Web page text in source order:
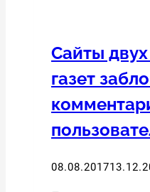
Сайты
газет
08.08.2017